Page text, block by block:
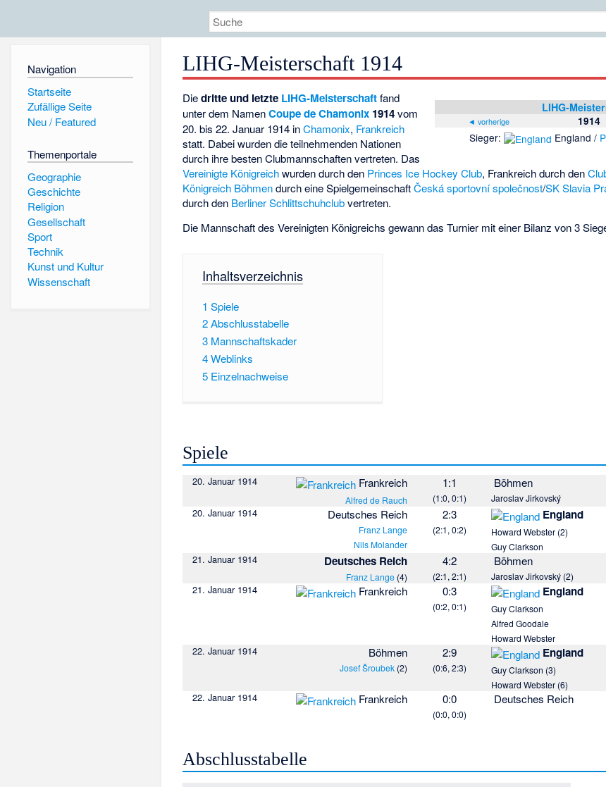
Navigation
Startseite
Zufällige Seite
Neu / Featured
Themenportale
Geographie
Geschichte
Religion
Gesellschaft
Sport
Technik
Kunst und Kultur
Wissenschaft
LIHG-Meisterschaft 1914
LIHG-
◄ vorherige 1914
Sieger: England /
Diedritte und letzte LIHG-Meisterschaftfand
unter dem NamenCoupe de Chamonix 1914vom
20. bis 22. Januar 1914 inChamonix, Frankreich
statt. Dabei wurden die teilnehmenden Nationen
durch ihre besten Clubmannschaften vertreten. Das
Vereinigte Königreichwurden durch den Princes Ice Hockey Club, Frankreich durch den
Königreich Böhmendurch eine SpielgemeinschaftČeská sportovní společnost/SK Slavia
durch den Berliner Schlittschuhclubvertreten.
Die Mannschaft des Vereinigten Königreichs gewann das Turnier mit einer Bilanz von 3
Inhaltsverzeichnis
1 Spiele
2Abschlusstabelle
3 Mannschaftskader
4Weblinks
5 Einzelnachweise
Spiele
20. Januar 1914 Frankreich
Alfred de Rauch
1:1
(1:0, 0:1)
Böhmen
Jaroslav Jirkovský
20. Januar 1914 Deutsches Reich
Franz Lange
Nils Molander
2:3
(2:1, 0:2)
England
Howard Webster (2)
Guy Clarkson
21. Januar 1914 Deutsches Reich
Franz Lange (4)
4:2
(2:1, 2:1)
Böhmen
Jaroslav Jirkovský (2)
21. Januar 1914 Frankreich 0:3
(0:2, 0:1)
England
Guy Clarkson
Alfred Goodale
Howard Webster
22. Januar 1914 Böhmen
Josef Šroubek (2)
2:9
(0:6, 2:3)
England
Guy Clarkson (3)
Howard Webster (6)
22. Januar 1914 Frankreich 0:0
(0:0, 0:0)
Deutsches Reich
Abschlusstabelle